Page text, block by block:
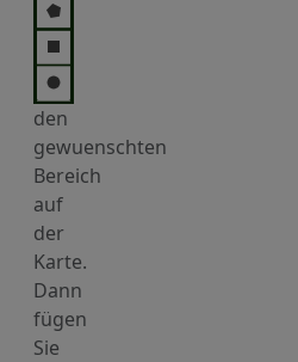
den
gewuenschten
Bereich
auf
der
Karte.
Dann
fügen
Sie